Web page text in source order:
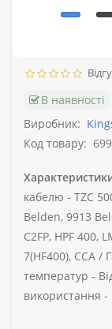
В наявності
Виробник:
Код товару:
кабелю - TZC
Belden, 9913
C2FP, HPF 400,
7(HF400), CCA /
температур -
використання -